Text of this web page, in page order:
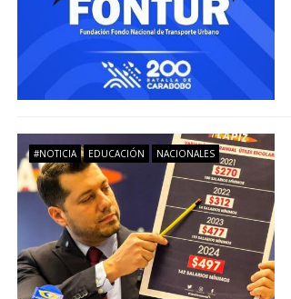
n
d
e
e
n
#NOTICIA EDUCACIÓN NACIONALES